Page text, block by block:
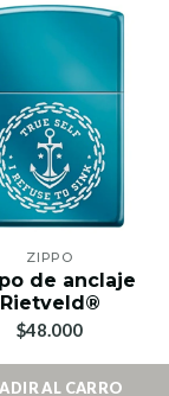
ZIPPO
de anclaje
Rietveld®
$48.000
AL CARRO